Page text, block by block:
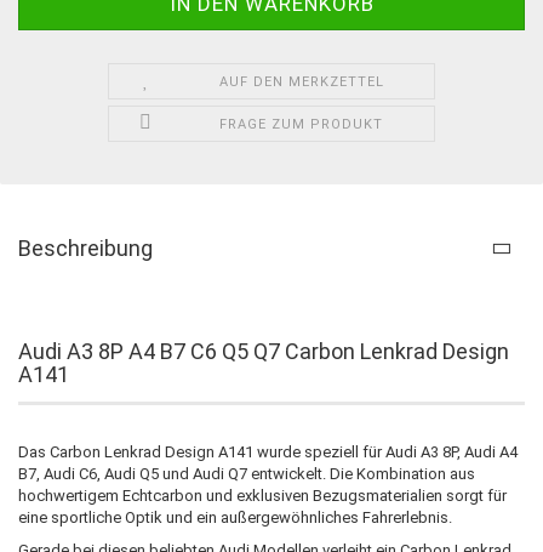
AUF DEN MERKZETTEL
FRAGE ZUM PRODUKT
Beschreibung
Audi A3 8P A4 B7 C6 Q5 Q7 Carbon Lenkrad Design
A141
Das Carbon Lenkrad Design A141 wurde speziell für Audi A3 8P, Audi A4
B7, Audi C6, Audi Q5 und Audi Q7 entwickelt. Die Kombination aus
hochwertigem Echtcarbon und exklusiven Bezugsmaterialien sorgt für
eine sportliche Optik und ein außergewöhnliches Fahrerlebnis.